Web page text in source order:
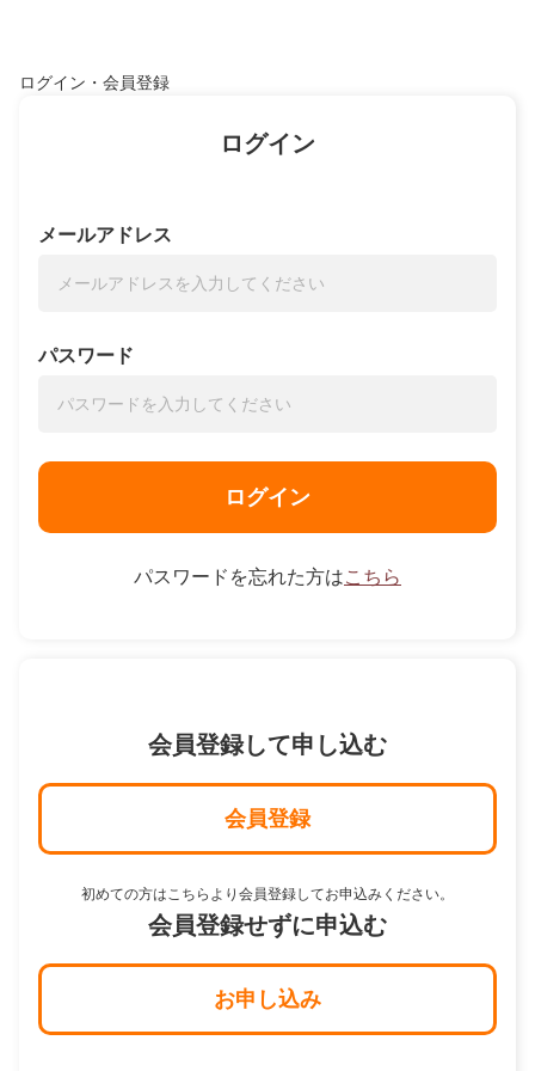
ログイン・会員登録
ログイン
メールアドレス
パスワード
ログイン
パスワードを忘れた方はこちら
会員登録して申し込む
会員登録
初めての方はこちらより会員登録してお申込みください。
会員登録せずに申込む
お申し込み